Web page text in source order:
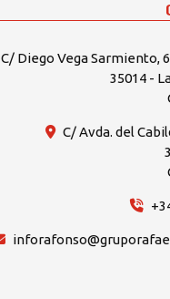
C/ Diego Vega Sarmiento,
35014 -
C/ Avda. del